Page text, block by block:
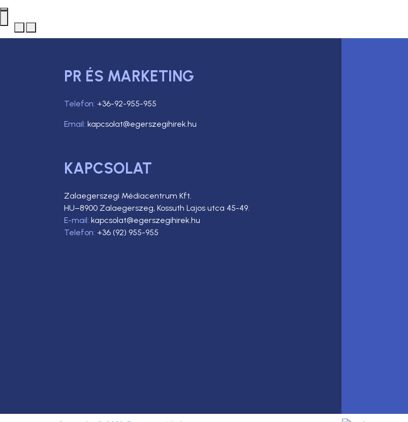
PR ÉS MARKETING
Telefon: +36-92-955-955
Email: kapcsolat@egerszegihirek.hu
KAPCSOLAT
Zalaegerszegi Médiacentrum Kft.
HU–8900 Zalaegerszeg, Kossuth Lajos utca 45-49.
E-mail: kapcsolat@egerszegihirek.hu
Telefon: +36 (92) 955-955